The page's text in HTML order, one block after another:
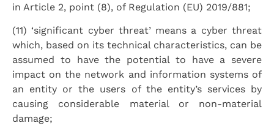
in Article 2, point (8), of Regulation (EU) 2019/881;
(11) ‘significant cyber threat’ means a cyber threat
which, based on its technical characteristics, can be
assumed to have the potential to have a severe
impact on the network and information systems of
an entity or the users of the entity’s services by
causing considerable material or non-material
damage;